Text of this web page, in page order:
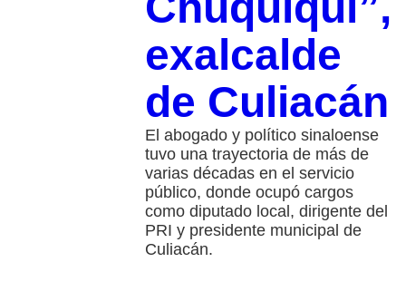
exalcalde
de Culiacán
El abogado y político sinaloense
tuvo una trayectoria de más de
varias décadas en el servicio
público, donde ocupó cargos
como diputado local, dirigente del
PRI y presidente municipal de
Culiacán.